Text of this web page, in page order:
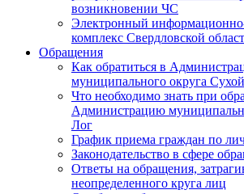
возникновении ЧС
Электронный
комплекс Свердловской
Обращения
Как обратиться в
муниципального округа
Что необходимо знать при
Администрацию
Лог
График приема граждан по
Законодательство в сфере
Ответы на обращения,
неопределенного круга лиц